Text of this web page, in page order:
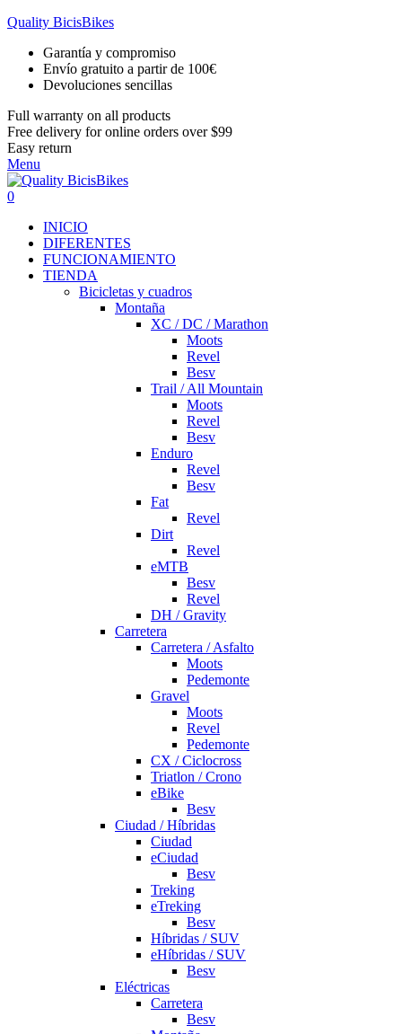
Quality BicisBikes
Garantía y compromiso
Envío gratuito a partir de 100€
Devoluciones sencillas
Full warranty on all products
Free delivery for online orders over $99
Easy return
Menu
0
INICIO
DIFERENTES
FUNCIONAMIENTO
TIENDA
Bicicletas y cuadros
Montaña
XC / DC / Marathon
Moots
Revel
Besv
Trail / All Mountain
Moots
Revel
Besv
Enduro
Revel
Besv
Fat
Revel
Dirt
Revel
eMTB
Besv
Revel
DH / Gravity
Carretera
Carretera / Asfalto
Moots
Pedemonte
Gravel
Moots
Revel
Pedemonte
CX / Ciclocross
Triatlon / Crono
eBike
Besv
Ciudad / Híbridas
Ciudad
eCiudad
Besv
Treking
eTreking
Besv
Híbridas / SUV
eHíbridas / SUV
Besv
Eléctricas
Carretera
Besv